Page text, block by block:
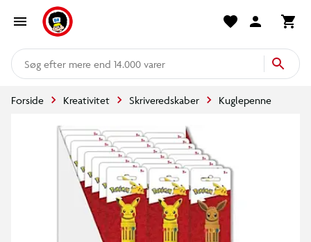
mere end 14.000 varer
Forside Kreativitet Skriveredskaber Kuglepenne